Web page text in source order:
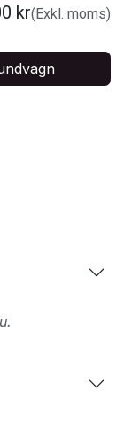
kr(Exkl. moms)